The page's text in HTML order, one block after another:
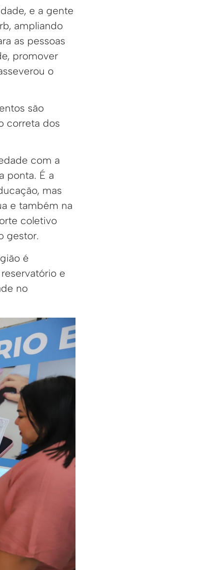
e a gente
ampliando
as pessoas
promover
o
são
correta dos
com a
ponta. É a
mas
e também na
coletivo
gestor.
é
e
no